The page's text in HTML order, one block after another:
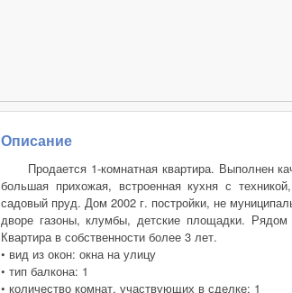
Описание
Продается 1-комнатная квартира. Выполнен
большая прихожая, встроенная кухня с
садовый пруд. Дом 2002 г. постройки, не
дворе газоны, клумбы, детские площадки.
Квартира в собственности более 3 лет.
• вид из окон: окна на улицу
• тип балкона: 1
• количество комнат, участвующих в сделке: 1